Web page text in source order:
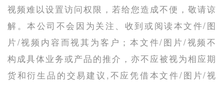
视频难以设置访问权限，若给您造成不便，敬请谅
解。本公司不会因为关注、收到或阅读本文件/图
片/视频内容而视其为客户；本文件/图片/视频不
构成具体业务或产品的推介，亦不应被视为相应期
货和衍生品的交易建议,不应凭借本文件/图片/视